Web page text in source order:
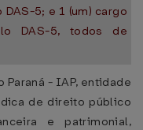
5; e 1 (um) cargo
DAS-5, todos de
- IAP, entidade
de direito público
e patrimonial,